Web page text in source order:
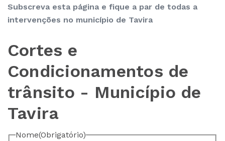
Subscreva esta página e fique a par de todas a
intervenções no município de Tavira
Cortes e
Condicionamentos de
trânsito - Município de
Tavira
Nome(Obrigatório)